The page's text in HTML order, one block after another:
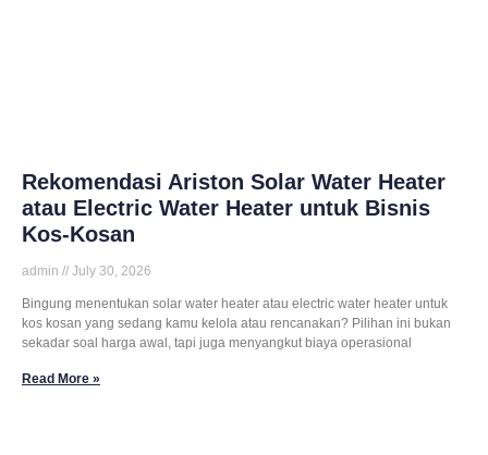
Rekomendasi Ariston Solar Water Heater
atau Electric Water Heater untuk Bisnis
Kos-Kosan
admin July 30, 2026
Bingung menentukan solar water heater atau electric water heater untuk
kos kosan yang sedang kamu kelola atau rencanakan? Pilihan ini bukan
sekadar soal harga awal, tapi juga menyangkut biaya operasional
Read More »